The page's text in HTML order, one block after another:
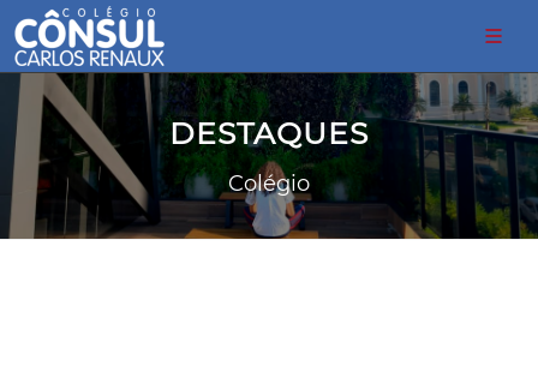
DESTAQUES
Colégio